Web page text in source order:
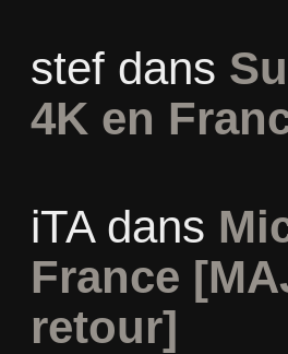
stefdans
4K en
iTAdans
France
retour]